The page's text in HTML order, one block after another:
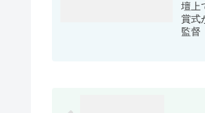
壇上
賞式
監督